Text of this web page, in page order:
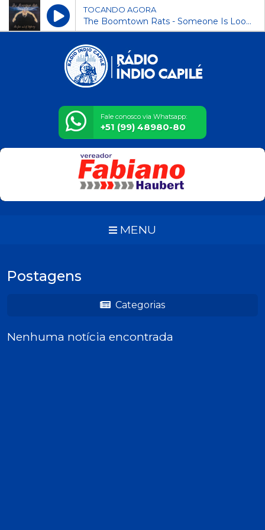
TOCANDO AGORA
The Boomtown Rats - Someone Is Looking At You
Fale conosco via Whatsapp:
+51 (99) 48980-80
MENU
Postagens
Categorias
Nenhuma notícia encontrada